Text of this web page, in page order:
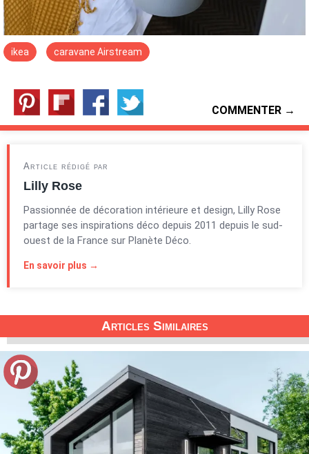
ikea caravane Airstream
COMMENTER →
Article rédigé par
Lilly Rose
Passionnée de décoration intérieure et design, Lilly Rose
partage ses inspirations déco depuis 2011 depuis le sud-
ouest de la France sur Planète Déco.
En savoir plus →
Articles Similaires